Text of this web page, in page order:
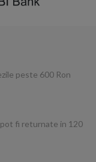
peste 600 Ron
fi returnate in 120